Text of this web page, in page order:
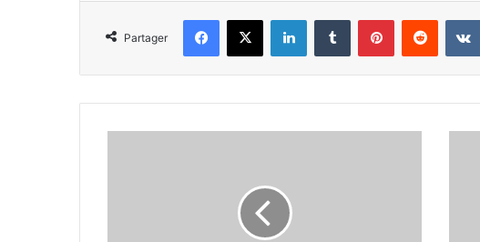
Partager
Facebook
X LinkedinTumblr PinterestReddit